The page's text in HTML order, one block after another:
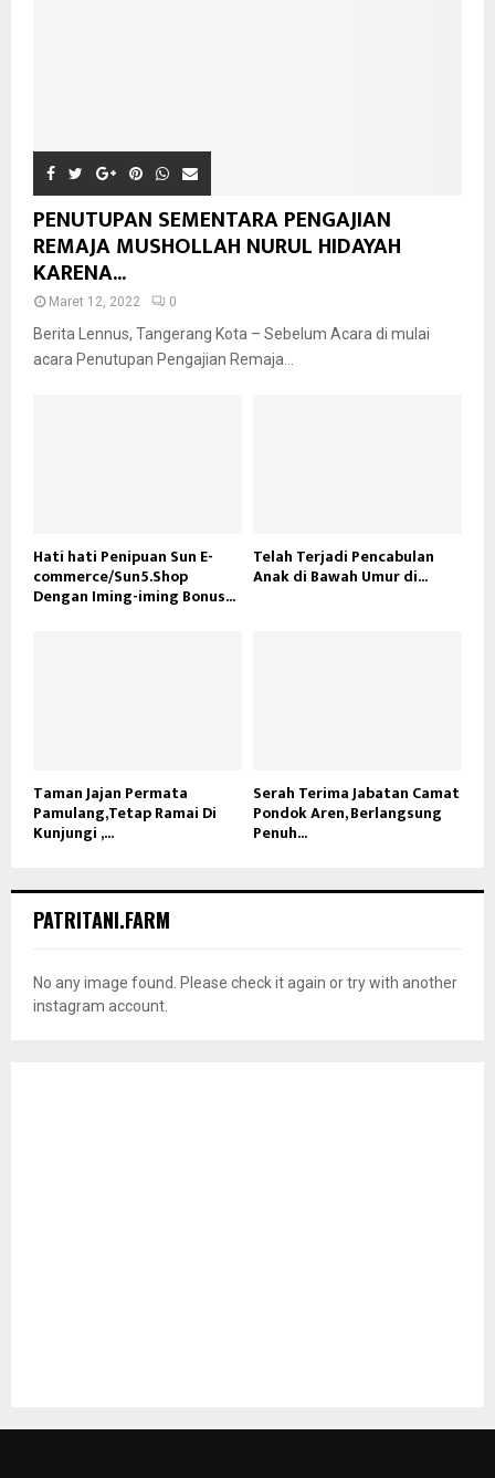
PENUTUPAN SEMENTARA PENGAJIAN
REMAJA MUSHOLLAH NURUL HIDAYAH
KARENA...
Maret 12, 2022 0
Berita Lennus, Tangerang Kota – Sebelum Acara di mulai
acara Penutupan Pengajian Remaja...
Hati hati Penipuan Sun E-
commerce/Sun5.Shop
Dengan Iming-iming Bonus...
Telah Terjadi Pencabulan
Anak di Bawah Umur di...
Taman Jajan Permata
Pamulang,Tetap Ramai Di
Kunjungi ,...
Serah Terima Jabatan Camat
Pondok Aren, Berlangsung
Penuh...
PATRITANI.FARM
No any image found. Please check it again or try with another
instagram account.